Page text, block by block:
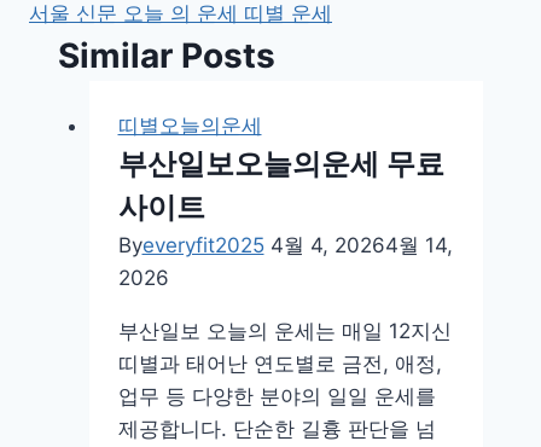
색
서울 신문 오늘 의 운세 띠별 운세
Similar Posts
띠별오늘의운세
부산일보오늘의운세 무료
사이트
Byeveryfit2025 4월 4, 20264월 14,
2026
부산일보 오늘의 운세는 매일 12지신
띠별과 태어난 연도별로 금전, 애정,
업무 등 다양한 분야의 일일 운세를
제공합니다. 단순한 길흉 판단을 넘